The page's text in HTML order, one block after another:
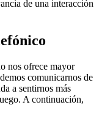
de una interacción
nos ofrece mayor
comunicarnos de
a sentirnos más
A continuación,